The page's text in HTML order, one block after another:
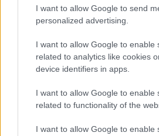
I want to allow Google to send
personalized advertising.
I want to allow Google to enable
related to analytics like cookies
device identifiers in apps.
I want to allow Google to enable
related to functionality of the
I want to allow Google to enable
forrásokból valósult meg, a
883 millió forintos vissza
uniós támogatásban
Pataki Klaudia polgármester
sem említette posztjában,
hogy a játszóteret
nyújthatta át a gyerekeknek.